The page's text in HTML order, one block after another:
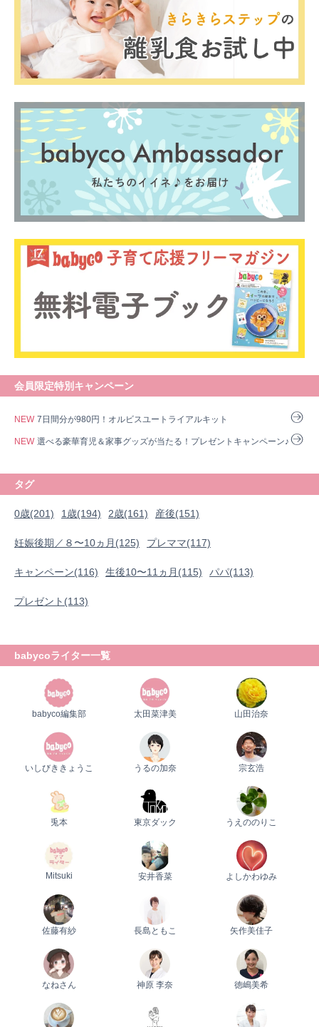
会員限定特別キャンペーン
NEW 7日間分が980円！オルビスユートライアルキット
NEW 選べる豪華育児＆家事グッズが当たる！プレゼントキャンペーン♪
タグ
0歳(201) 1歳(194) 2歳(161) 産後(151)
妊娠後期／８〜10ヵ月(125) プレママ(117)
キャンペーン(116) 生後10〜11ヵ月(115) パパ(113)
プレゼント(113)
babycoライター一覧
babyco編集部 太田菜津美 山田治奈
いしびききょうこ うるの加奈 宗玄浩
兎本 東京ダック うえののりこ
Mitsuki 安井香菜 よしかわゆみ
佐藤有紗 長島ともこ 矢作美佳子
なねさん 神原 李奈 徳嶋美希
0歳 1歳 2歳 産後
妊娠後期／８〜10ヵ月